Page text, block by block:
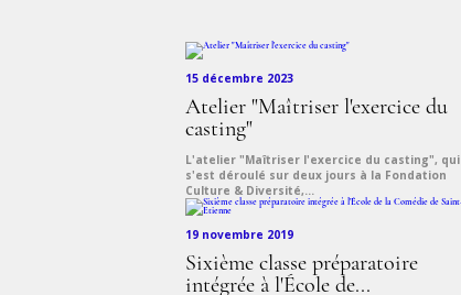
15 décembre 2023
Atelier "Maîtriser l'exercice du
casting"
L'atelier "Maîtriser l'exercice du casting", qui
s'est déroulé sur deux jours à la Fondation
Culture & Diversité,...
19 novembre 2019
Sixième classe préparatoire
intégrée à l'École de...